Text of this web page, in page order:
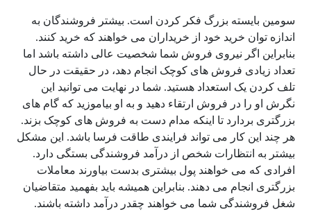
سومین بایسته بزرگ فکر کردن است. بیشتر فروشندگان به
اندازه توان خرید خود از خریداران می خواهند که خرید کنند.
بنابراین اگر نیروی فروش شما شخصیت عالی داشته باشد اما
تعداد زیادی فروش های کوچک انجام دهد، در حقیقت در حال
تلف کردن یک استعداد هستید. شما در نهایت می توانید این
نگرش او را در فروش ارتقاء دهید و به او بیاموزید که گام های
بزرگتری بردارد تا اینکه مدام دست به فروش های کوچک بزند.
هر چند این کار می تواند فرایندی طاقت فرسا باشد. این مشکل
بیشتر به انتظارات شخص از درآمد فروشندگی بستگی دارد.
افرادی که می خواهند پول بیشتری بدست بیاورند معاملات
بزرگتری انجام می دهند. بنابراین همیشه باید بفهمید متقاضیان
شغل فروشندگی شما می خواهند چقدر درآمد داشته باشند.